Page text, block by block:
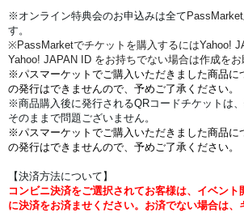
※オンライン特典会のお申込みは全て PassMarket
す。
※PassMarketでチケットを購入するにはYahoo!
Yahoo! JAPAN ID をお持ちでない場合は作成をお
※パスマーケットでご購入いただきました商品に
の発行はできませんので、予めご了承ください。
※商品購入後に発行されるQRコードチケットは
そのままで問題ございません。
※パスマーケットでご購入いただきました商品に
の発行はできませんので、予めご了承ください。
【決済方法について】
コンビニ決済をご選択されてお客様は、イベント
に決済をお済ませください。 お済でない場合は、